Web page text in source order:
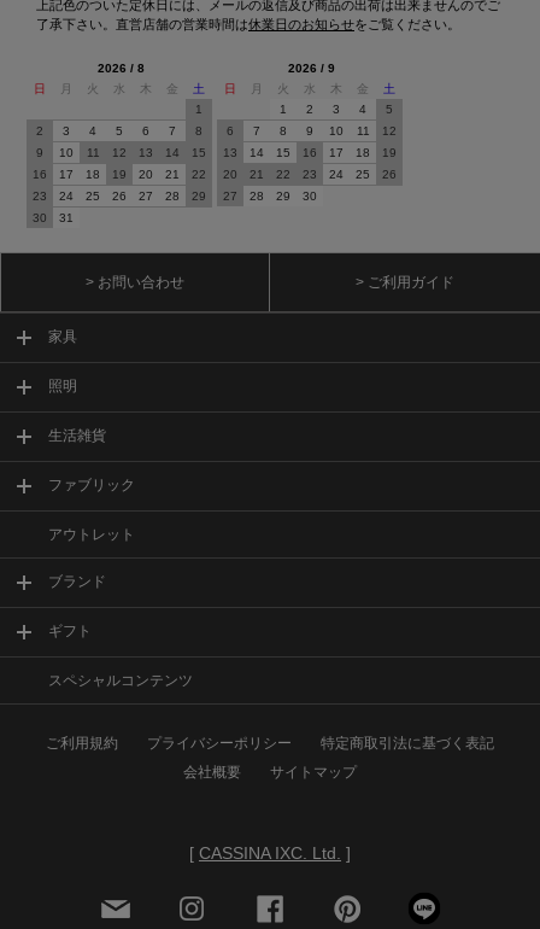
上記色のついた定休日には、メールの返信及び商品の出荷は出来ませんのでご
了承下さい。直営店舗の営業時間は休業日のお知らせをご覧ください。
2026 / 8
日
月 火 水 木 金
土
1
2
3 4 5 6 7
8
9
10 11 12 13 14
15
16
17 18 19 20 21
22
23
24 25 26 27 28
29
30
31
2026 / 9
日
月 火 水 木 金
土
1
2 3 4
5
6
7 8 9 10 11
12
13
14 15 16 17 18
19
20
21 22 23 24 25
26
27
28 29 30
> お問い合わせ > ご利用ガイド
家具
照明
生活雑貨
ファブリック
アウトレット
ブランド
ギフト
スペシャルコンテンツ
ご利用規約 プライバシーポリシー
特定商取引法に基づく表記
会社概要
サイトマップ
[ CASSINA IXC. Ltd. ]